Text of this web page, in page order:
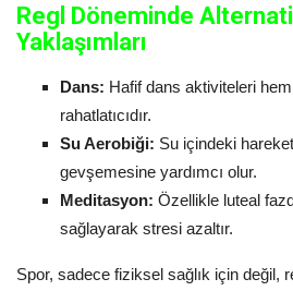
Regl Döneminde
Yaklaşımları
Dans: Hafif dans aktiviteleri
rahatlatıcıdır.
Su Aerobiği: Su içindeki
gevşemesine yardımcı olur.
Meditasyon: Özellikle luteal
sağlayarak stresi azaltır.
Spor, sadece fiziksel sağlık için değil,